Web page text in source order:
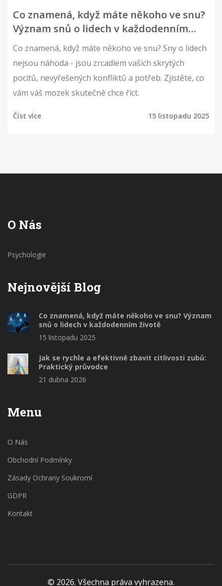
Co znamená, když máte někoho ve snu?
Význam snů o lidech v každodenním
životě
Co znamená, když máte někoho ve snu? Sny o lidech
nejsou náhoda - jsou zrcadlem vašich skrytých
pocitů, nevyřešených konfliktů a potřeb. Zjistěte, co
vám váš mozek skutečně chce říct.
Číst více 15 listopadu 2025
O Nás
Psychologie
Nejnovější Blog
Co znamená, když máte někoho ve snu? Význam
snů o lidech v každodenním životě
15 listopadu 2025
Jak se rychle a efektivně zbavit citlivosti zubů:
Praktický průvodce
21 dubna 2026
Menu
O Nás
Obchodní Podmínky
Zásady Ochrany Soukromí
GDPR
Kontakt
© 2026. Všechna práva vyhrazena.